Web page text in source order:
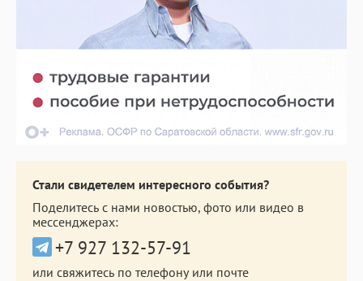
Стали свидетелем интересного события?
Поделитесь с нами новостью, фото или видео в
мессенджерах:
+7 927 132-57-91
или свяжитесь по телефону или почте